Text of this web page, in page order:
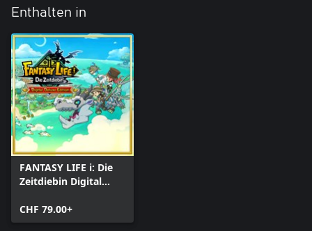
Enthalten in
FANTASY LIFE i: Die
Zeitdiebin Digital
CHF 79.00+